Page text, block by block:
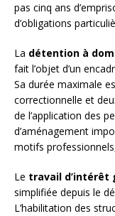
pas cinq ans
d’obligations
La détention à
fait l’objet d’un
Sa durée maximale
correctionnelle et
de l’application des
d’aménagement
motifs
Le travail d’intérêt
simplifiée depuis le
L’habilitation des